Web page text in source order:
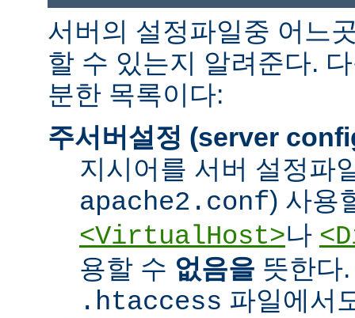
서버의 설정파일중 어느
할 수 있는지 알려준다.
분한 목록이다:
주서버설정 (server
지시어를 서버 설정파
apache2.conf) 사용
<VirtualHost>나
용할 수 없음을 뜻한다
.htaccess 파일에서